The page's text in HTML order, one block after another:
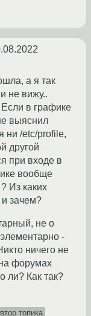
а я так
не вижу..
в графике
выяснил
ни /etc/profile,
другой
при входе в
вообще
Из каких
и зачем?
не о
-
ничего не
форумах
ли? Как так?
топика